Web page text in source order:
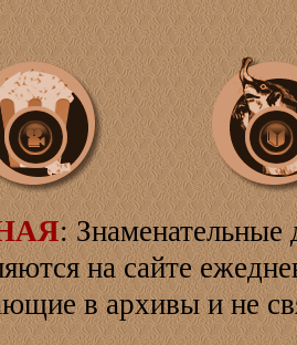
: Знаменательные
на сайте
в архивы и не